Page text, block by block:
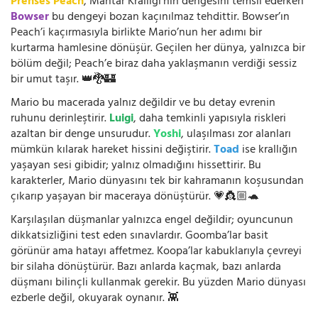
Bowserbu dengeyi bozan kaçınılmaz tehdittir. Bowser’ın
Peach’i kaçırmasıyla birlikte Mario’nun her adımı bir
kurtarma hamlesine dönüşür. Geçilen her dünya, yalnızca bir
bölüm değil; Peach’e biraz daha yaklaşmanın verdiği sessiz
bir umut taşır. 👑🐉🏰
Mario bu macerada yalnız değildir ve bu detay evrenin
ruhunu derinleştirir.Luigi, daha temkinli yapısıyla riskleri
azaltan bir denge unsurudur.Yoshi, ulaşılması zor alanları
mümkün kılarak hareket hissini değiştirir.Toad ise krallığın
yaşayan sesi gibidir; yalnız olmadığını hissettirir. Bu
karakterler, Mario dünyasını tek bir kahramanın koşusundan
çıkarıp yaşayan bir maceraya dönüştürür. 💗👸🏼🐢
Karşılaşılan düşmanlar yalnızca engel değildir; oyuncunun
dikkatsizliğini test eden sınavlardır. Goomba’lar basit
görünür ama hatayı affetmez. Koopa’lar kabuklarıyla çevreyi
bir silaha dönüştürür. Bazı anlarda kaçmak, bazı anlarda
düşmanı bilinçli kullanmak gerekir. Bu yüzden Mario dünyası
ezberle değil, okuyarak oynanır. 👾